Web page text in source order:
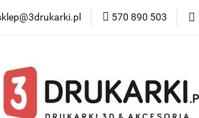
570 890 503
Blog